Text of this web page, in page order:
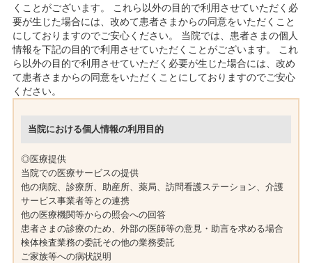
くことがございます。 これら以外の目的で利用させていただく必
要が生じた場合には、改めて患者さまからの同意をいただくこと
にしておりますのでご安心ください。 当院では、患者さまの個人
情報を下記の目的で利用させていただくことがございます。 これ
ら以外の目的で利用させていただく必要が生じた場合には、改め
て患者さまからの同意をいただくことにしておりますのでご安心
ください。
当院における個人情報の利用目的
◎医療提供
当院での医療サービスの提供
他の病院、診療所、助産所、薬局、訪問看護ステーション、介護
サービス事業者等との連携
他の医療機関等からの照会への回答
患者さまの診療のため、外部の医師等の意見・助言を求める場合
検体検査業務の委託その他の業務委託
ご家族等への病状説明